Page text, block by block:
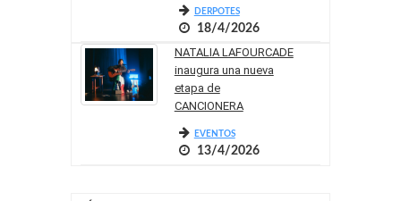
DERPOTES
18/4/2026
NATALIA LAFOURCADE
inaugura una nueva
etapa de
CANCIONERA
EVENTOS
13/4/2026